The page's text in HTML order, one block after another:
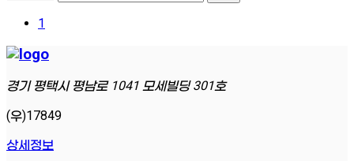
1
경기 평택시 평남로 1041 모세빌딩 301호
(우)17849
상세정보